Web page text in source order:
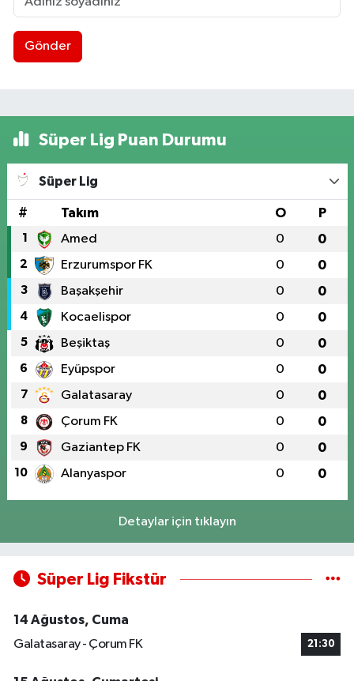
Gönder
Süper Lig Puan Durumu
Süper Lig
# Takım O P
1 Amed 0 0
2 Erzurumspor FK 0 0
3 Başakşehir 0 0
4 Kocaelispor 0 0
5 Beşiktaş 0 0
6 Eyüpspor 0 0
7 Galatasaray 0 0
8 Çorum FK 0 0
9 Gaziantep FK 0 0
10 Alanyaspor 0 0
Detaylar için tıklayın
Süper Lig Fikstür
14 Ağustos, Cuma
Galatasaray - Çorum FK
21:30